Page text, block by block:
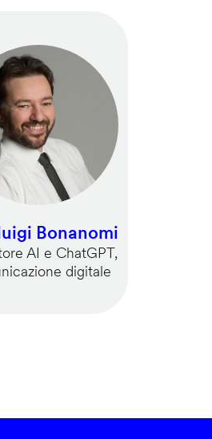
Bonanomi
AI e ChatGPT,
digitale